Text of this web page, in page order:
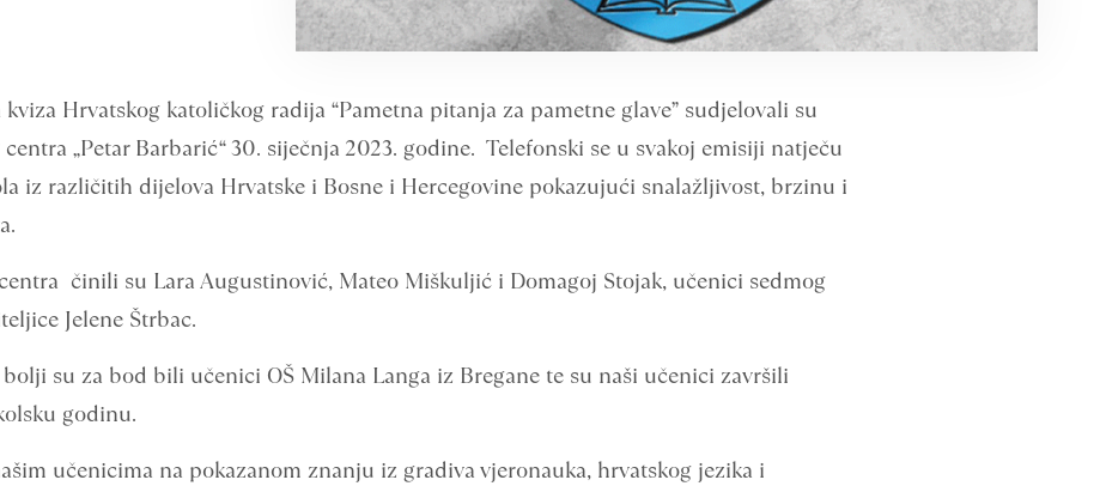
Hrvatskog katoličkog radija “Pametna pitanja za pametne glave” sudjelovali su
„Petar Barbarić“ 30. siječnja 2023. godine. Telefonski se u svakoj emisiji natječu
iz različitih dijelova Hrvatske i Bosne i Hercegovine pokazujući snalažljivost, brzinu i
činili su Lara Augustinović, Mateo Miškuljić i Domagoj Stojak, učenici sedmog
Jelene Štrbac.
su za bod bili učenici OŠ Milana Langa iz Bregane te su naši učenici završili
godinu.
učenicima na pokazanom znanju iz gradiva vjeronauka, hrvatskog jezika i